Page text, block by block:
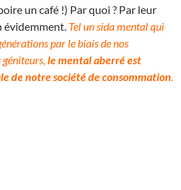
un café !) Par quoi ? Par leur
évidemment. Tel un sida mental qui
par le biais de nos
le mental aberré est
de notre société de consommation